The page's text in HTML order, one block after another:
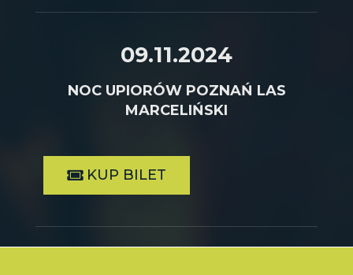
09.11.2024
NOC UPIORÓW POZNAŃ LAS
MARCELIŃSKI
KUP BILET